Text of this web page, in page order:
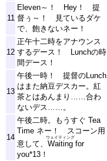
11
Eleven～！ Hey！ 提
督ぅ～！ 見ているダケ
で、飽きないネー！
12
正午十二時をアナウンス
するデース！ Lunchの時
間デース！
13
午後一時！ 提督のLunch
はまた納豆デスカー。紅
茶とはあんまり……合わ
ないデス……。
14
午後二時。もうすぐ Tea
Time ネー！ スコーン用
意して、 Waiting
ウェイティング
for
you*13 ！